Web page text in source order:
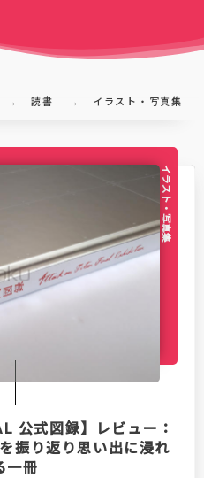
読書 イラスト・写真集
イラスト・写真集
公式図録】レビュー：
振り返り思い出に浸れ
一冊